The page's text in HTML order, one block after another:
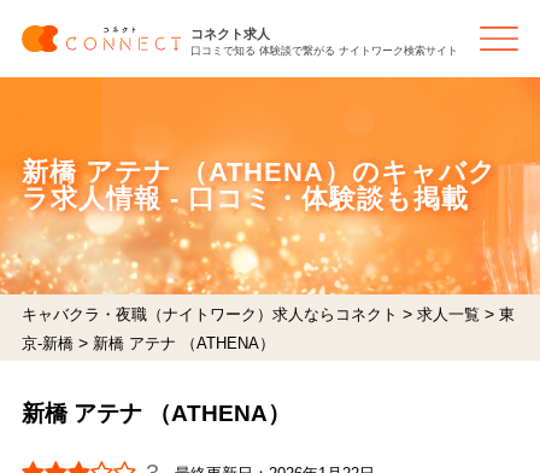
コネクト求人
口コミで知る 体験談で繋がる ナイトワーク検索サイト
新橋 アテナ （ATHENA）のキャバク
ラ求人情報 - 口コミ・体験談も掲載
キャバクラ・夜職（ナイトワーク）求人ならコネクト > 求人一覧 > 東
京-新橋> 新橋 アテナ （ATHENA）
新橋 アテナ （ATHENA）